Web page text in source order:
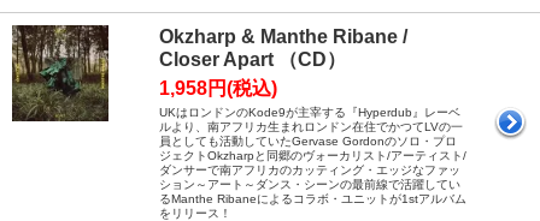
Okzharp & Manthe Ribane /
Closer Apart （CD）
1,958円(税込)
UKはロンドンのKode9が主宰する『Hyperdub』レーベ
ルより、南アフリカ生まれロンドン在住でかつてLVの一
員としても活動していたGervase Gordonのソロ・プロ
ジェクトOkzharpと同郷のヴォーカリスト/アーティスト/
ダンサーで南アフリカのカッティング・エッジなファッ
ション～アート～ダンス・シーンの最前線で活躍してい
るManthe Ribaneによるコラボ・ユニットが1stアルバム
をリリース！